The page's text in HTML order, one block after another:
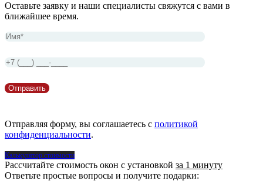
Оставьте заявку и наши специалисты свяжутся с вами в
ближайшее время.
Отправляя форму, вы соглашаетесь с политикой
конфиденциальности.
Калькулятор стоимости
Рассчитайте стоимость окон с установкой за 1 минуту
Ответьте простые вопросы и получите подарки: